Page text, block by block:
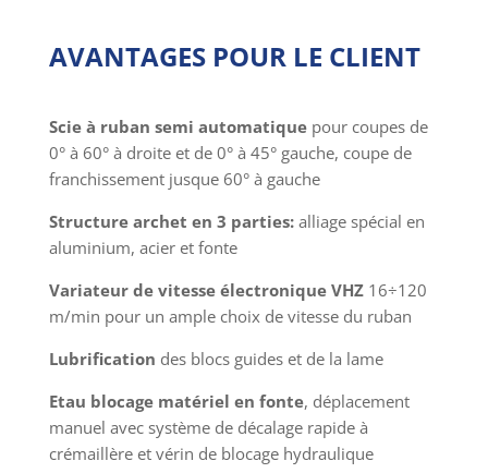
AVANTAGES POUR LE CLIENT
Scie à ruban semi automatiquepour coupes de
0° à 60° à droite et de 0° à 45° gauche, coupe de
franchissement jusque 60° à gauche
Structure archet en 3 parties:alliage spécial en
aluminium, acier et fonte
Variateur de vitesse électronique VHZ16÷120
m/min pour un ample choix de vitesse du ruban
Lubrification des blocs guides et de la lame
Etau blocage matériel en fonte, déplacement
manuel avec système de décalage rapide à
crémaillère et vérin de blocage hydraulique